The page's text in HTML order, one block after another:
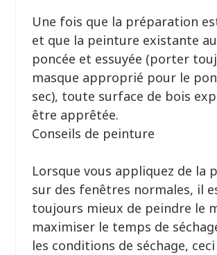
Une fois que la préparation
et que la peinture existante
poncée et essuyée (porter
masque approprié pour le
sec), toute surface de bois
être apprêtée.
Conseils de peinture
Lorsque vous appliquez de la
sur des fenêtres normales, il
toujours mieux de peindre le
maximiser le temps de
les conditions de séchage,